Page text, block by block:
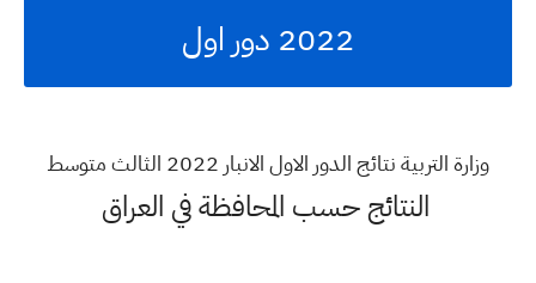
2022 دور اول
وزارة التربية نتائج الدور الاول الانبار 2022 الثالث متوسط
النتائج حسب المحافظة في العراق